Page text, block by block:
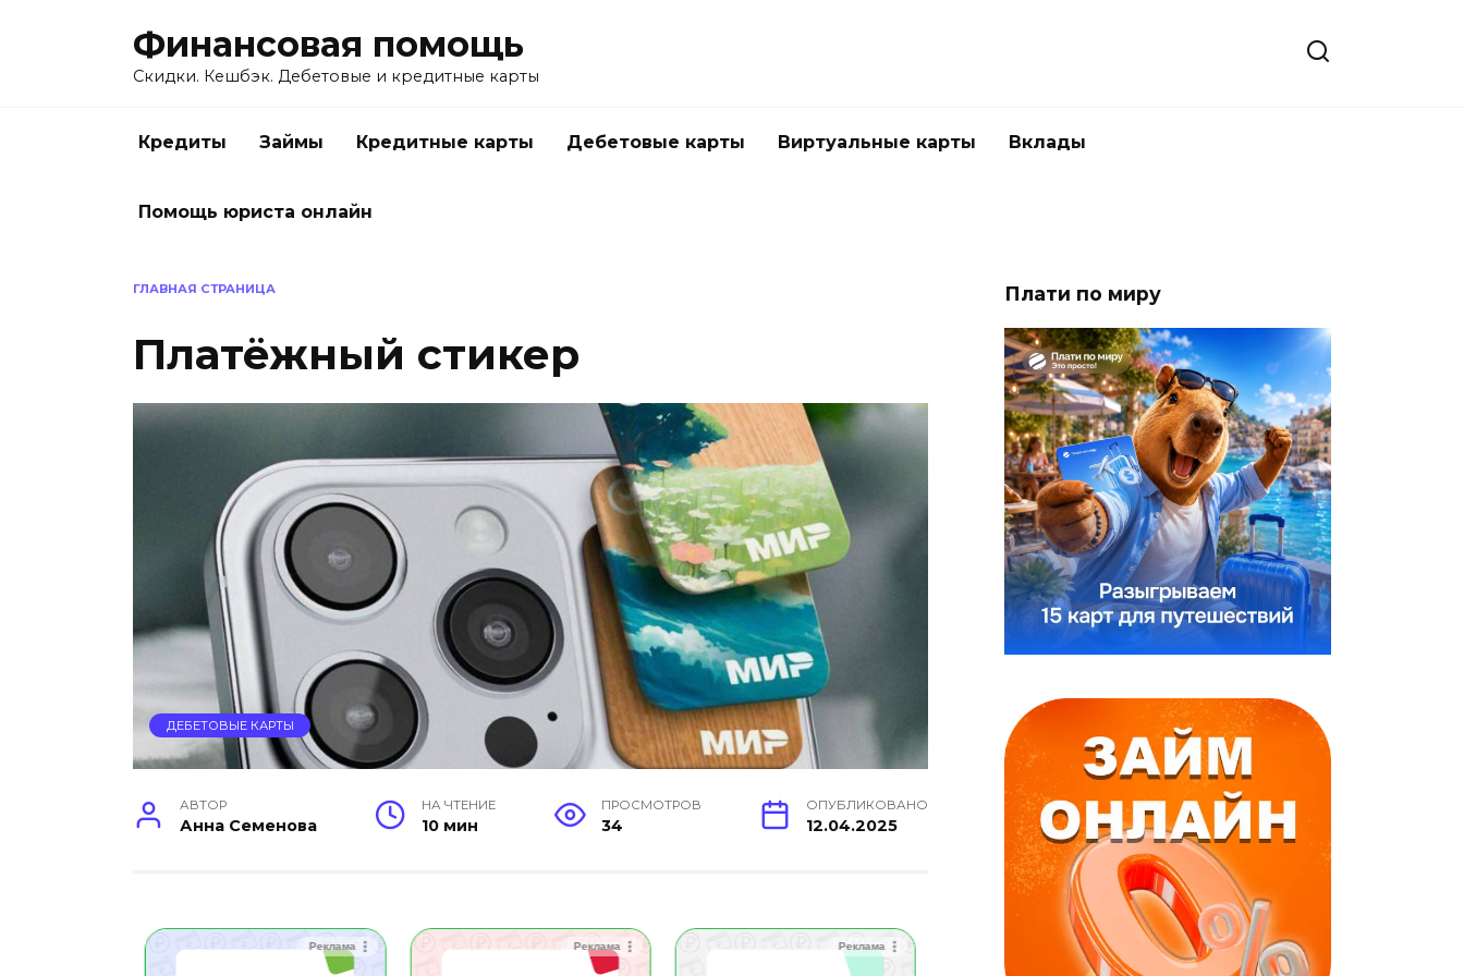
Финансовая помощь
Скидки. Кешбэк. Дебетовые и кредитные карты
Кредиты Займы Кредитные карты Дебетовые карты Виртуальные карты Вклады
Помощь юриста онлайн
ГЛАВНАЯ СТРАНИЦА
Платёжный стикер
ДЕБЕТОВЫЕ КАРТЫ
АВТОР
Анна Семенова
НА ЧТЕНИЕ
10 мин
ПРОСМОТРОВ
34
ОПУБЛИКОВАНО
12.04.2025
Реклама Реклама Реклама Реклама
Займ онлайн Займ онлайн
Плати по миру